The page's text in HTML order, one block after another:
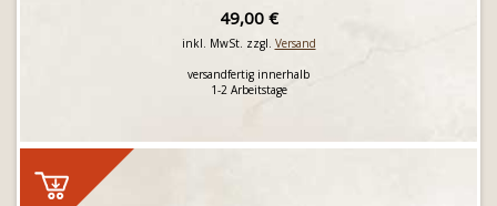
49,00 €
inkl. MwSt. zzgl. Versand
versandfertig innerhalb
1-2 Arbeitstage